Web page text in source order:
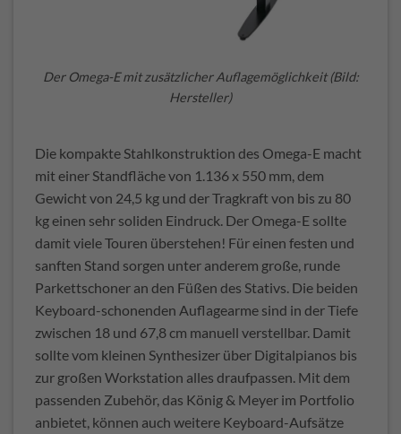
Der Omega-E mit zusätzlicher Auflagemöglichkeit (Bild:
Hersteller)
Die kompakte Stahlkonstruktion des Omega-E macht
mit einer Standfläche von 1.136 x 550 mm, dem
Gewicht von 24,5 kg und der Tragkraft von bis zu 80
kg einen sehr soliden Eindruck. Der Omega-E sollte
damit viele Touren überstehen! Für einen festen und
sanften Stand sorgen unter anderem große, runde
Parkettschoner an den Füßen des Stativs. Die beiden
Keyboard-schonenden Auflagearme sind in der Tiefe
zwischen 18 und 67,8 cm manuell verstellbar. Damit
sollte vom kleinen Synthesizer über Digitalpianos bis
zur großen Workstation alles draufpassen. Mit dem
passenden Zubehör, das König & Meyer im Portfolio
anbietet, können auch weitere Keyboard-Aufsätze